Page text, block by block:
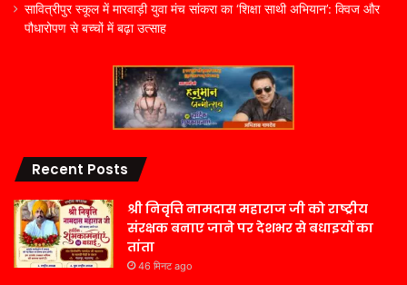
सावित्रीपुर स्कूल में मारवाड़ी युवा मंच सांकरा का ‘शिक्षा साथी अभियान’: क्विज और
पौधारोपण से बच्चों में बढ़ा उत्साह
Recent Posts
श्री निवृत्ति नामदास महाराज जी को राष्ट्रीय
संरक्षक बनाए जाने पर देशभर से बधाइयों का
तांता
46 मिनट ago